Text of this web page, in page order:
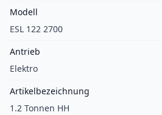
Modell
ESL 122 2700
Antrieb
Elektro
Artikelbezeichnung
1.2 Tonnen HH